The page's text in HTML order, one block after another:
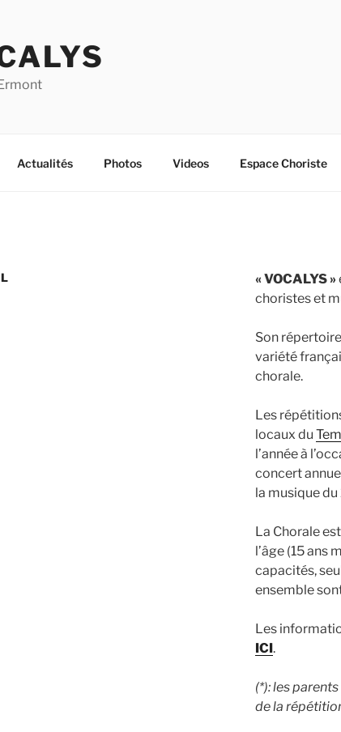
Actualités Photos Videos Espace Choriste
« VOCALYS »
choristes et
Son
variété
chorale.
Les
locaux du
l’année à
concert
la musique du
La Chorale
l’âge (15 ans
capacités,
ensemble
Les
ICI.
(*): les
de la